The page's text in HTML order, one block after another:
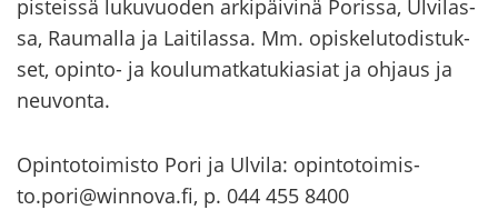
pis­teis­sä lu­ku­vuo­den ar­ki­päi­vi­nä Po­ris­sa, Ul­vi­las­
sa, Rau­mal­la ja Lai­ti­las­sa. Mm. opis­ke­lu­to­dis­tuk­
set, opinto-​​​​​ ja kou­lu­mat­ka­tu­ki­asiat ja oh­jaus ja
neu­von­ta.
Opin­to­toi­mis­to Pori ja Ul­vi­la: opin­to­toi­mis­
to.pori@winnova.fi, p. 044 455 8400